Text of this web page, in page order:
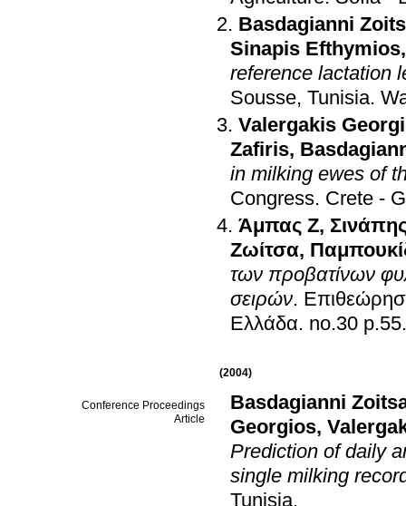
Basdagianni
Sinapis Efthymios
reference lactation
Sousse, Tunisia.
Valergakis
Zafiris,
in milking ewes of
Congress. Crete -
Άμπας Ζ,
Ζωίτσα,
των προβατίνων
σειρών.
Ελλάδα. no.30 p.55.
(2004)
Conference Proceedings
Article
Basdagianni
Georgios,
Prediction of daily
single milking
Tunisia.